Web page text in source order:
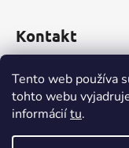
Tento web používa
tohto webu
informáciítu.
Kontakt
obchod@
0910 999